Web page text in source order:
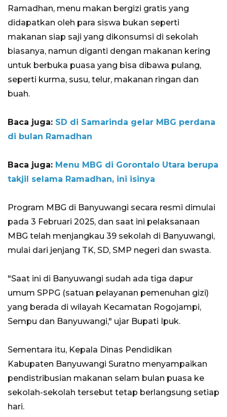
Ramadhan, menu makan bergizi gratis yang
didapatkan oleh para siswa bukan seperti
makanan siap saji yang dikonsumsi di sekolah
biasanya, namun diganti dengan makanan kering
untuk berbuka puasa yang bisa dibawa pulang,
seperti kurma, susu, telur, makanan ringan dan
buah.
Baca juga: SD di Samarinda gelar MBG perdana
di bulan Ramadhan
Baca juga: Menu MBG di Gorontalo Utara berupa
takjil selama Ramadhan, ini isinya
Program MBG di Banyuwangi secara resmi dimulai
pada 3 Februari 2025, dan saat ini pelaksanaan
MBG telah menjangkau 39 sekolah di Banyuwangi,
mulai dari jenjang TK, SD, SMP negeri dan swasta.
"Saat ini di Banyuwangi sudah ada tiga dapur
umum SPPG (satuan pelayanan pemenuhan gizi)
yang berada di wilayah Kecamatan Rogojampi,
Sempu dan Banyuwangi," ujar Bupati Ipuk.
Sementara itu, Kepala Dinas Pendidikan
Kabupaten Banyuwangi Suratno menyampaikan
pendistribusian makanan selam bulan puasa ke
sekolah-sekolah tersebut tetap berlangsung setiap
hari.